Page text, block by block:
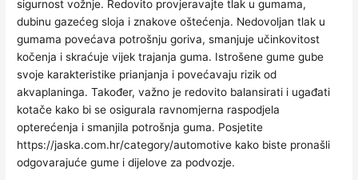
sigurnost vožnje. Redovito provjeravajte tlak u gumama,
dubinu gazećeg sloja i znakove oštećenja. Nedovoljan tlak u
gumama povećava potrošnju goriva, smanjuje učinkovitost
kočenja i skraćuje vijek trajanja guma. Istrošene gume gube
svoje karakteristike prianjanja i povećavaju rizik od
akvaplaninga. Također, važno je redovito balansirati i ugađati
kotače kako bi se osigurala ravnomjerna raspodjela
opterećenja i smanjila potrošnja guma. Posjetite
https://jaska.com.hr/category/automotive kako biste pronašli
odgovarajuće gume i dijelove za podvozje.